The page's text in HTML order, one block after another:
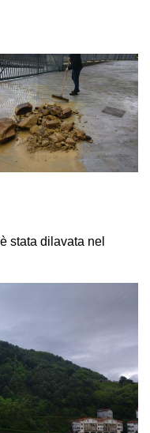
stata dilavata nel